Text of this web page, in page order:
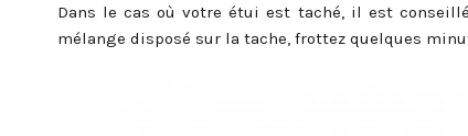
Dans le cas où votre étui est taché, il est
mélange disposé sur la tache, frottez quelques